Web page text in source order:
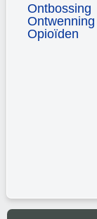
Ontbossing
Ontwenning
Opioïden